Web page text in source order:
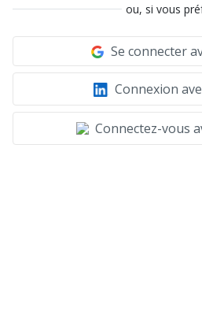
ou, si vous
Se connecter
Connexion
Connectez-vous